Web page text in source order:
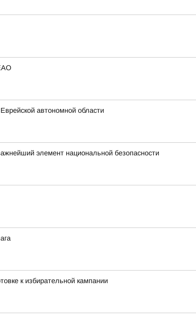
автономной области
элемент национальной безопасности
к избирательной кампании